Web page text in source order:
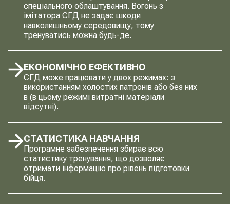
спеціального облаштування. Вогонь з
імітатора СГД не задає шкоди
навколишньому середовищу, тому
тренуватись можна будь-де.
ЕКОНОМІЧНО ЕФЕКТИВНО
СГД може працювати у двох режимах: з
використанням холостих патронів або без них
в (в цьому режимі витратні матеріали
відсутні).
СТАТИСТИКА НАВЧАННЯ
Програмне забезпечення збирає всю
статистику тренування, що дозволяє
отримати інформацію про рівень підготовки
бійця.